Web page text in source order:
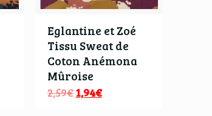
Eglantine et Zoé
Tissu Sweat de
Coton Anémona
Mûroise
2,59€1,94€